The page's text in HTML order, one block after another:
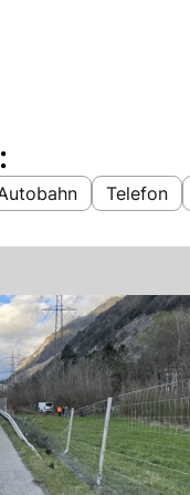
Telefon